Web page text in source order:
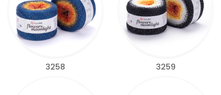
3258 3259